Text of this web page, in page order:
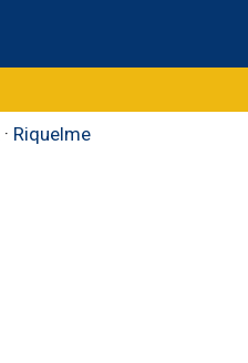
· Riquelme